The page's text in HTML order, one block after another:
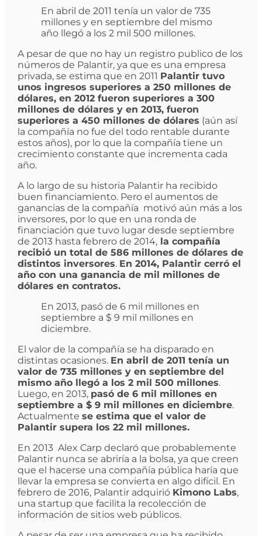
En abril de 2011 tenía un valor de 735
millones y en septiembre del mismo
año llegó a los 2 mil 500 millones.
A pesar de que no hay un registro publico de los
números de Palantir, ya que es una empresa
privada, se estima que en 2011 Palantir tuvo
unos ingresos superiores a 250 millones de
dólares, en 2012 fueron superiores a 300
millones de dólares y en 2013, fueron
superiores a 450 millones de dólares (aún así
la compañía no fue del todo rentable durante
estos años), por lo que la compañía tiene un
crecimiento constante que incrementa cada
año.
A lo largo de su historia Palantir ha recibido
buen financiamiento. Pero el aumentos de
ganancias de la compañía motivó aún más a los
inversores, por lo que en una ronda de
financiación que tuvo lugar desde septiembre
de 2013 hasta febrero de 2014,la compañía
recibió un total de 586 millones de dólares de
distintos inversores. En 2014, Palantir cerró el
año con una ganancia de mil millones de
dólares en contratos.
En 2013, pasó de 6 mil millones en
septiembre a $ 9 mil millones en
diciembre.
El valor de la compañía se ha disparado en
distintas ocasiones. En abril de 2011 tenía un
valor de 735 millones y en septiembre del
mismo año llegó a los 2 mil 500 millones.
Luego, en 2013, pasó de 6 mil millones en
septiembre a $ 9 mil millones en diciembre.
Actualmente se estima que el valor de
Palantir supera los 22 mil millones.
En 2013 Alex Carp declaró que probablemente
Palantir nunca se abriría a la bolsa, ya que creen
que el hacerse una compañía pública haría que
llevar la empresa se convierta en algo difícil. En
febrero de 2016, Palantir adquirió Kimono Labs,
una startup que facilita la recolección de
información de sitios web públicos.